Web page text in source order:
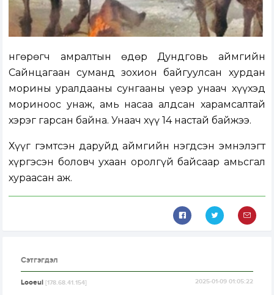
Өнгөрөгч амралтын өдөр Дундговь аймгийн
Сайнцагаан суманд зохион байгуулсан хурдан
морины уралдааны сунгааны үеэр унаач хүүхэд
мориноос унаж, амь насаа алдсан харамсалтай
хэрэг гарсан байна. Унаач хүү 14 настай байжээ.
Хүүг гэмтсэн даруйд аймгийн нэгдсэн эмнэлэгт
хүргэсэн боловч ухаан оролгүй байсаар амьсгал
хураасан аж.
Сэтгэгдэл
Looeui[178.68.41.154] 2025-01-09 01:05:22